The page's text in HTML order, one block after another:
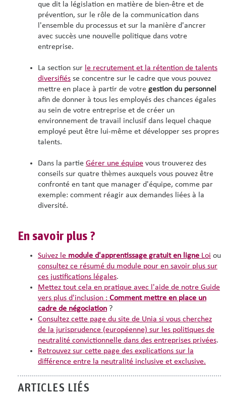
que dit la législation en matière de bien-être et de
prévention, sur le rôle de la communication dans
l'ensemble du processus et sur la manière d'ancrer
avec succès une nouvelle politique dans votre
entreprise.
La section sur le recrutement et la rétention de talents
diversifiés se concentre sur le cadre que vous pouvez
mettre en place à partir de votre gestion du personnel
afin de donner à tous les employés des chances égales
au sein de votre entreprise et de créer un
environnement de travail inclusif dans lequel chaque
employé peut être lui-même et développer ses propres
talents.
Dans la partie Gérer une équipe vous trouverez des
conseils sur quatre thèmes auxquels vous pouvez être
confronté en tant que manager d'équipe, comme par
exemple: comment réagir aux demandes liées à la
diversité.
En savoir plus ?
Suivez le module d'apprentissage gratuit en ligne Loi ou
consultez ce résumé du module pour en savoir plus sur
ces justifications légales.
Mettez tout cela en pratique avec l'aide de notre Guide
vers plus d'inclusion : Comment mettre en place un
cadre de négociation ?
Consultez cette page du site de Unia si vous cherchez
de la jurisprudence (européenne) sur les politiques de
neutralité convictionnelle dans des entreprises privées.
Retrouvez sur cette page des explications sur la
différence entre la neutralité inclusive et exclusive.
ARTICLES LIÉS